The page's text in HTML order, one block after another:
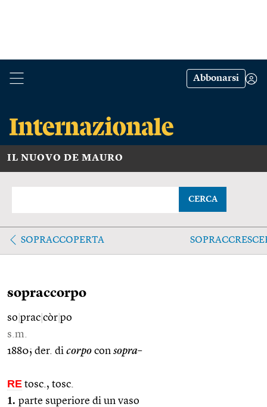
Abbonarsi
IL NUOVO DE MAURO
CERCA
SOPRACCOPERTA
sopraccorpo
so prac còr po
s.m.
1880; der. di corpo con sopra–
RE tosc., tosc.
1. parte superiore di un vaso